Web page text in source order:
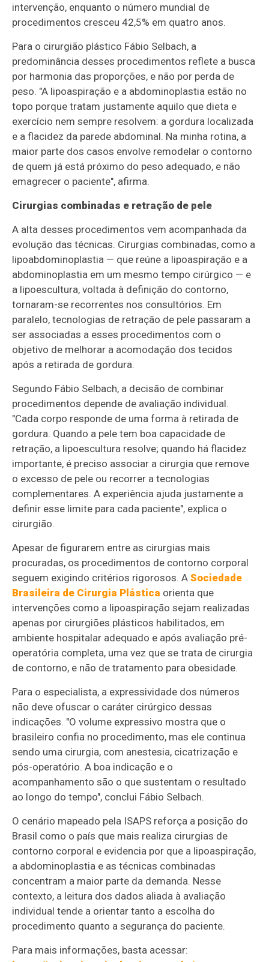
intervenção, enquanto o número mundial de
procedimentos cresceu 42,5% em quatro anos.
Para o cirurgião plástico Fábio Selbach, a
predominância desses procedimentos reflete a busca
por harmonia das proporções, e não por perda de
peso. "A lipoaspiração e a abdominoplastia estão no
topo porque tratam justamente aquilo que dieta e
exercício nem sempre resolvem: a gordura localizada
e a flacidez da parede abdominal. Na minha rotina, a
maior parte dos casos envolve remodelar o contorno
de quem já está próximo do peso adequado, e não
emagrecer o paciente", afirma.
Cirurgias combinadas e retração de pele
A alta desses procedimentos vem acompanhada da
evolução das técnicas. Cirurgias combinadas, como a
lipoabdominoplastia — que reúne a lipoaspiração e a
abdominoplastia em um mesmo tempo cirúrgico — e
a lipoescultura, voltada à definição do contorno,
tornaram-se recorrentes nos consultórios. Em
paralelo, tecnologias de retração de pele passaram a
ser associadas a esses procedimentos com o
objetivo de melhorar a acomodação dos tecidos
após a retirada de gordura.
Segundo Fábio Selbach, a decisão de combinar
procedimentos depende de avaliação individual.
"Cada corpo responde de uma forma à retirada de
gordura. Quando a pele tem boa capacidade de
retração, a lipoescultura resolve; quando há flacidez
importante, é preciso associar a cirurgia que remove
o excesso de pele ou recorrer a tecnologias
complementares. A experiência ajuda justamente a
definir esse limite para cada paciente", explica o
cirurgião.
Apesar de figurarem entre as cirurgias mais
procuradas, os procedimentos de contorno corporal
seguem exigindo critérios rigorosos. ASociedade
Brasileira de Cirurgia Plástica orienta que
intervenções como a lipoaspiração sejam realizadas
apenas por cirurgiões plásticos habilitados, em
ambiente hospitalar adequado e após avaliação pré-
operatória completa, uma vez que se trata de cirurgia
de contorno, e não de tratamento para obesidade.
Para o especialista, a expressividade dos números
não deve ofuscar o caráter cirúrgico dessas
indicações. "O volume expressivo mostra que o
brasileiro confia no procedimento, mas ele continua
sendo uma cirurgia, com anestesia, cicatrização e
pós-operatório. A boa indicação e o
acompanhamento são o que sustentam o resultado
ao longo do tempo", conclui Fábio Selbach.
O cenário mapeado pela ISAPS reforça a posição do
Brasil como o país que mais realiza cirurgias de
contorno corporal e evidencia por que a lipoaspiração,
a abdominoplastia e as técnicas combinadas
concentram a maior parte da demanda. Nesse
contexto, a leitura dos dados aliada à avaliação
individual tende a orientar tanto a escolha do
procedimento quanto a segurança do paciente.
Para mais informações, basta acessar: